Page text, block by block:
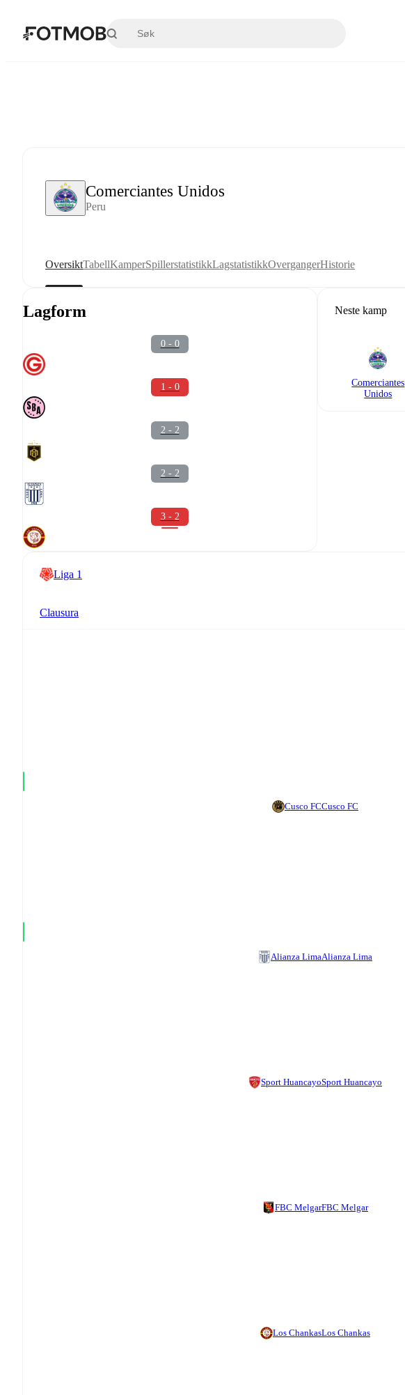
Comerciantes Unidos
Peru
OversiktTabellKamperSpillerstatistikkLagstatistikkOvergangerHistorie
Lagform
0 - 0
1 - 0
2 - 2
2 - 2
3 - 2
Neste kamp
Comerciantes
Unidos
Liga 1
Clausura
Cusco FCCusco FC
Alianza LimaAlianza Lima
Sport HuancayoSport Huancayo
FBC MelgarFBC Melgar
Los ChankasLos Chankas